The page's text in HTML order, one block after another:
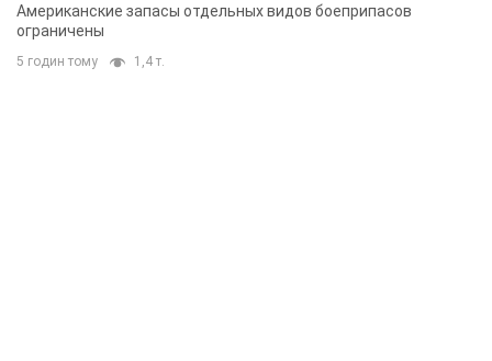
Американские запасы отдельных видов боеприпасов
ограничены
5 годин тому 1,4 т.